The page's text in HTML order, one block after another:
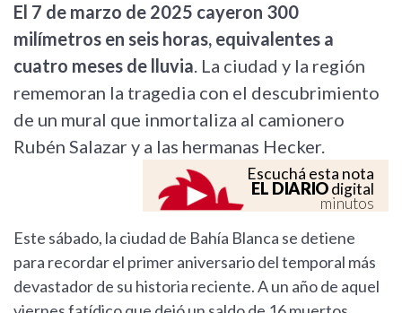
El 7 de marzo de 2025 cayeron 300
milímetros en seis horas, equivalentes a
cuatro meses de lluvia. La ciudad y la región
rememoran la tragedia con el descubrimiento
de un mural que inmortaliza al camionero
Rubén Salazar y a las hermanas Hecker.
Escuchá esta nota
EL DIARIOdigital
minutos
Este sábado, la ciudad de Bahía Blanca se detiene
para recordar el primer aniversario del temporal más
devastador de su historia reciente. A un año de aquel